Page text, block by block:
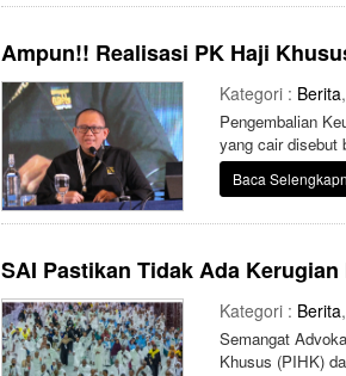
Ampun!! Realisasi PK Haji
Kategori : Berita,
Pengembalian
yang cair disebut
Baca
SAI Pastikan Tidak Ada
Kategori : Berita,
Semangat
Khusus (PIHK)